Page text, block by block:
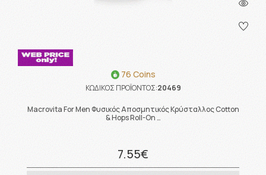
76 Coins
ΚΩΔΙΚΟΣ ΠΡΟΪΟΝΤΟΣ:20469
Macrovita For Men Φυσικός Αποσμητικός Κρύσταλλος Cotton
& Hops Roll-On …
7.55€